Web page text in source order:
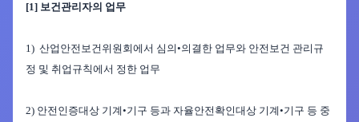
[1] 보건관리자의 업무
1) 산업안전보건위원회에서 심의•의결한 업무와 안전보건 관리규
정 및 취업규칙에서 정한 업무
2) 안전인증대상 기계•기구 등과 자율안전확인대상 기계•기구 등 중